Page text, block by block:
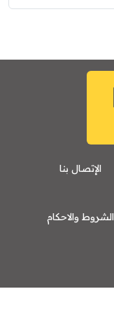
الإتصال بنا
الشروط والاحكام